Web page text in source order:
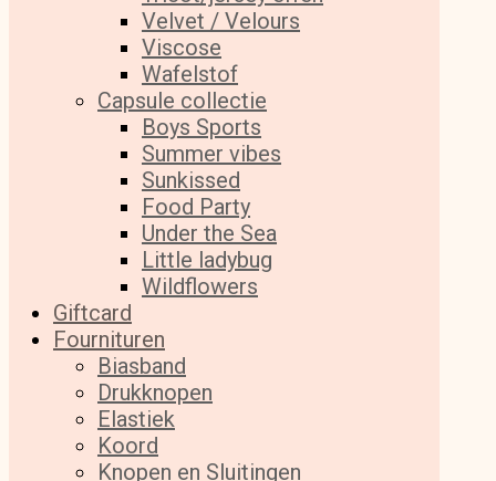
Velvet / Velours
Viscose
Wafelstof
Capsule collectie
Boys Sports
Summer vibes
Sunkissed
Food Party
Under the Sea
Little ladybug
Wildflowers
Giftcard
Fournituren
Biasband
Drukknopen
Elastiek
Koord
Knopen en Sluitingen